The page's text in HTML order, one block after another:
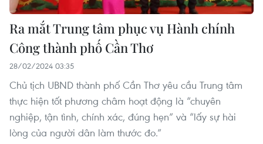
Ra mắt Trung tâm phục vụ Hành chính
Công thành phố Cần Thơ
28/02/2024 03:35
Chủ tịch UBND thành phố Cần Thơ yêu cầu Trung tâm
thực hiện tốt phương châm hoạt động là “chuyên
nghiệp, tận tình, chính xác, đúng hẹn” và “lấy sự hài
lòng của người dân làm thước đo.”